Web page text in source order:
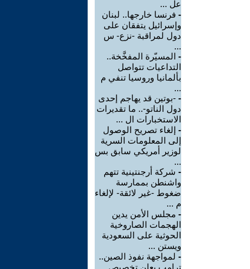
عل ...
- فرنسا خارجها.. لبنان
وإسرائيل يتفقان على
دول لمراقبة -نزع- س
...
- المسيّرة المفخَّخة..
التداعيات تتواصل
بألمانيا وروسيا تنفي م
...
- -بوتين قد يهاجم إحدى
دول الناتو-.. ما تقديرات
الاستخبارات ال ...
- إلغاء تصريح الوصول
إلى المعلومات السرية
لوزير أمريكي سابق بس
...
- شركة أرجنتينية تتهم
واشنطن بممارسة
ضغوط -غير لائقة- لإلغاء
م ...
- مجلس الأمن يدين
الهجمات الصاروخية
الحوثية على السعودية
ويستن ...
- لمواجهة نفوذ الصين..
ترامب يعلن تخصيص